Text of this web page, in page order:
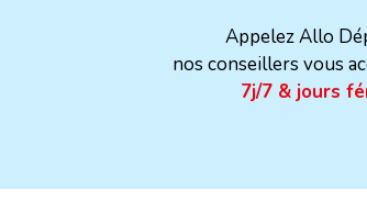
Appelez Allo
nos conseillers vous
7j/7 & jours